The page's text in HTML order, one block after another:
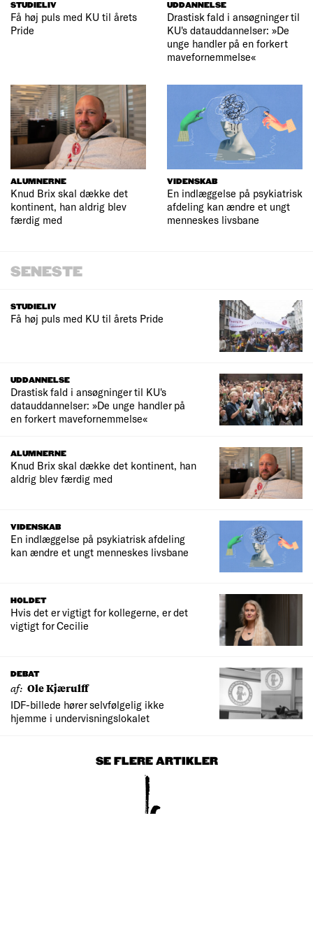
STUDIELIV
Få høj puls med KU til årets
Pride
UDDANNELSE
Drastisk fald i ansøgninger til
KU's datauddannelser: »De
unge handler på en forkert
mavefornemmelse«
ALUMNERNE
Knud Brix skal dække det
kontinent, han aldrig blev
færdig med
VIDENSKAB
En indlæggelse på psykiatrisk
afdeling kan ændre et ungt
menneskes livsbane
SENESTE
STUDIELIV
Få høj puls med KU til årets Pride
UDDANNELSE
Drastisk fald i ansøgninger til KU's
datauddannelser: »De unge handler på
en forkert mavefornemmelse«
ALUMNERNE
Knud Brix skal dække det kontinent, han
aldrig blev færdig med
VIDENSKAB
En indlæggelse på psykiatrisk afdeling
kan ændre et ungt menneskes livsbane
HOLDET
Hvis det er vigtigt for kollegerne, er det
vigtigt for Cecilie
DEBAT
af: Ole Kjærulff
IDF-billede hører selvfølgelig ikke
hjemme i undervisningslokalet
SE FLERE ARTIKLER